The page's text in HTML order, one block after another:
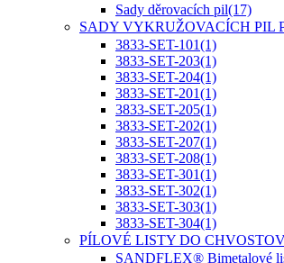
Sady děrovacích pil(17)
SADY VYKRUŽOVACÍCH PIL
3833-SET-101(1)
3833-SET-203(1)
3833-SET-204(1)
3833-SET-201(1)
3833-SET-205(1)
3833-SET-202(1)
3833-SET-207(1)
3833-SET-208(1)
3833-SET-301(1)
3833-SET-302(1)
3833-SET-303(1)
3833-SET-304(1)
PÍLOVÉ LISTY DO
SANDFLEX® Bimetalové